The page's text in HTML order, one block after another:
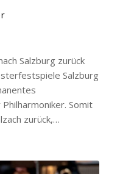
Salzburg zurück
Salzburg
Somit
zurück,…